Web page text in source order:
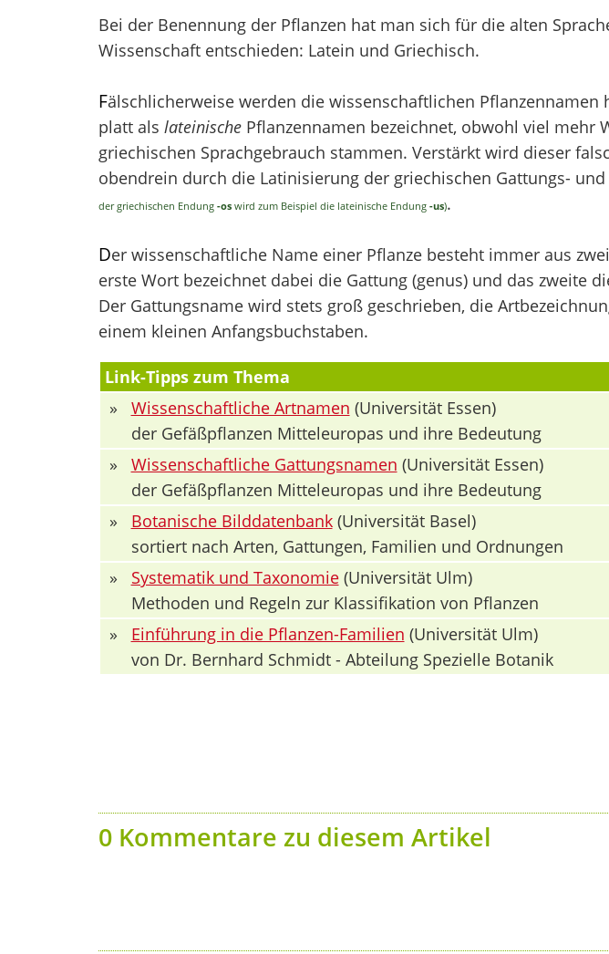
Bei der Benennung der Pflanzen hat man sich für die alten
Wissenschaft entschieden: Latein und Griechisch.
Fälschlicherweise werden die wissenschaftlichen Pflanzennamen
platt als lateinischePflanzennamen bezeichnet, obwohl viel mehr
griechischen Sprachgebrauch stammen. Verstärkt wird dieser
obendrein durch die Latinisierung der griechischen Gattungs-
der griechischen Endung -oswird zum Beispiel die lateinische Endung -us).
Der wissenschaftliche Name einer Pflanze besteht immer aus
erste Wort bezeichnet dabei die Gattung (genus) und das zweite
Der Gattungsname wird stets groß geschrieben, die
einem kleinen Anfangsbuchstaben.
Link-Tipps zum Thema
»
Wissenschaftliche Artnamen (Universität Essen)
der Gefäßpflanzen Mitteleuropas und ihre Bedeutung
»
Wissenschaftliche Gattungsnamen (Universität Essen)
der Gefäßpflanzen Mitteleuropas und ihre Bedeutung
»
Botanische Bilddatenbank(Universität Basel)
sortiert nach Arten, Gattungen, Familien und Ordnungen
»
Systematik und Taxonomie(Universität Ulm)
Methoden und Regeln zur Klassifikation von Pflanzen
»
Einführung in die Pflanzen-Familien (Universität Ulm)
von Dr. Bernhard Schmidt - Abteilung Spezielle Botanik
0 Kommentare zu diesem Artikel